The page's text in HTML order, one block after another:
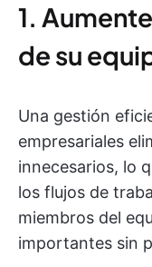
1.
de su
Una gestión
empresariales
innecesarios, lo
los flujos de
miembros del
importantes sin